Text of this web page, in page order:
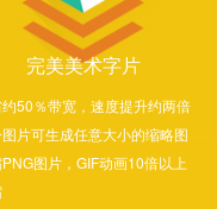
完美美术字片
50％带宽，速度提升约两倍
片可生成任意大小的缩略图
图片，GIF动画10倍以上